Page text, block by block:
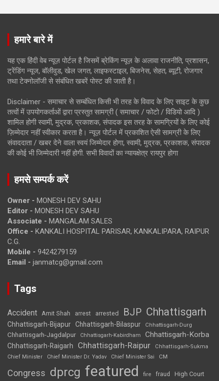
हमारे बारे में
यह एक हिंदी वेब न्यूज़ पोर्टल है जिसमें ब्रेकिंग न्यूज़ के अलावा राजनीति, प्रशासन,
ट्रेंडिंग न्यूज, बॉलीवुड, खेल जगत, लाइफस्टाइल, बिजनेस, सेहत, ब्यूटी, रोजगार
तथा टेक्नोलॉजी से संबंधित खबरें पोस्ट की जाती है।
Disclaimer - समाचार से सम्बंधित किसी भी तरह के विवाद के लिए साइट के कुछ
तत्वों में उपयोगकर्ताओं द्वारा प्रस्तुत सामग्री ( समाचार / फोटो / विडियो आदि )
शामिल होगी स्वामी, मुद्रक, प्रकाशक, संपादक इस तरह के सामग्रियों के लिए कोई
ज़िम्मेदार नहीं स्वीकार करता है। न्यूज़ पोर्टल में प्रकाशित ऐसी सामग्री के लिए
संवाददाता / खबर देने वाला स्वयं जिम्मेदार होगा, स्वामी, मुद्रक, प्रकाशक, संपादक
की कोई भी जिम्मेदारी नहीं होगी. सभी विवादों का न्यायक्षेत्र रायपुर होगा
हमसे सम्पर्क करें
Owner - MONESH DEV SAHU
Editor - MONESH DEV SAHU
Associate - MANGALAM SALES
Office - KANKALI HOSPITAL PARISAR, KANKALIPARA, RAIPUR
C.G.
Mobile - 9424279159
Email - janmatcg@gmail.com
Tags
Accident Amit Shah arrest arrested BJP Chhattisgarh
Chhattisgarh-Bijapur Chhattisgarh-Bilaspur Chhattisgarh-Durg
Chhattisgarh-Jagdalpur Chhattisgarh-Kabirdham Chhattisgarh-Korba
Chhattisgarh-Raigarh Chhattisgarh-Raipur
Chhattisgarh-Sukma
Chief Minister
Chief Minister Dr. Yadav Chief Minister Sai CM
Congress dprcg featured fire fraud High Court